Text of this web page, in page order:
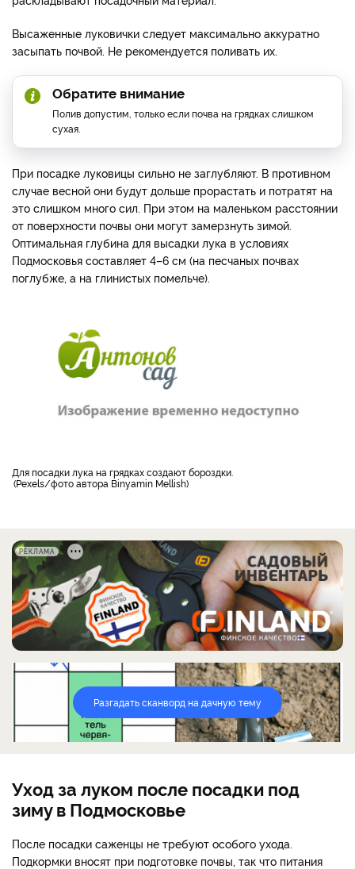
Высаженные луковички следует максимально аккуратно
засыпать почвой. Не рекомендуется поливать их.
Обратите внимание
Полив допустим, только если почва на грядках слишком
сухая.
При посадке луковицы сильно не заглубляют. В противном
случае весной они будут дольше прорастать и потратят на
это слишком много сил. При этом на маленьком расстоянии
от поверхности почвы они могут замерзнуть зимой.
Оптимальная глубина для высадки лука в условиях
Подмосковья составляет 4–6 см (на песчаных почвах
поглубже, а на глинистых помельче).
для посадки лука на грядках создают бороздки.
Pexels/фото автора Binyamin Mellish
РЕКЛАМА
Разгадать сканворд на дачную тему
Уход за луком после посадки под
зиму в Подмосковье
После посадки саженцы не требуют особого ухода.
Подкормки вносят при подготовке почвы, так что питания